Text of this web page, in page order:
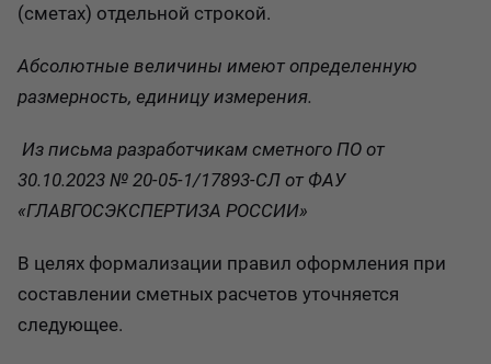
(сметах) отдельной строкой.
Абсолютные величины имеют определенную
размерность, единицу измерения.
Из письма разработчикам сметного ПО от
30.10.2023 № 20-05-1/17893-СЛ от ФАУ
«ГЛАВГОСЭКСПЕРТИЗА РОССИИ»
В целях формализации правил оформления при
составлении сметных расчетов уточняется
следующее.